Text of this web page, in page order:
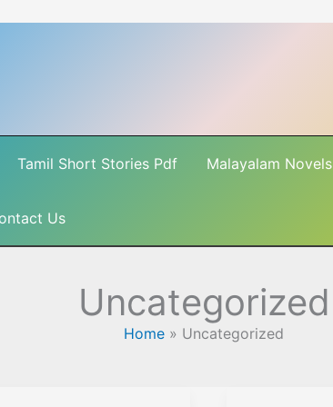
Tamil Short Stories Pdf Malayalam Novels
Us
Uncategorized
Home » Uncategorized